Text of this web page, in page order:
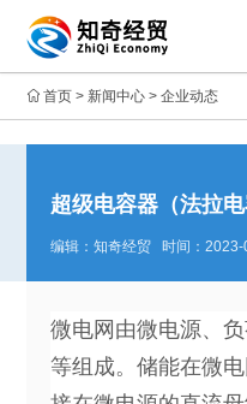
首页 > 新闻中心 >企业动态
超级电容器（法拉
编辑：知奇经贸 时间：
微电网由微电源、
等组成。储能在微